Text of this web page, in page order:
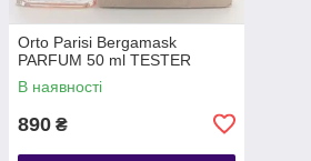
Orto Parisi Bergamask
PARFUM 50 ml TESTER
В наявності
890 ₴